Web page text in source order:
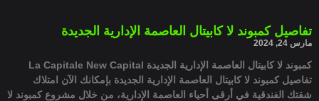
تفاصيل كمبوند لا كابيتال العاصمة الإدارية الجديدة
مارس 24, 2024
كمبوند لا كابيتال العاصمة الإدارية الجديدة La Capitale New Capital
تفاصيل كمبوند لا كابيتال العاصمة الإدارية الجديدة بإمكانك الآن امتلاك
شقتك الفندقية في أرقى أحياء العاصمة الإدارية، من خلال مشروع كمبوند لا